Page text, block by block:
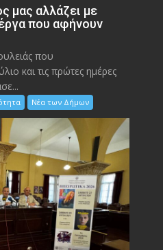
μας αλλάζει με
που αφήνουν
που
και τις πρώτες ημέρες
Νέα των Δήμων